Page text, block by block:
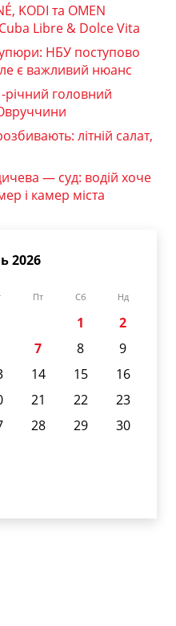
KODI та OMEN
Libre & Dolce Vita
НБУ поступово
є важливий нюанс
річний головний
літній салат,
— суд: водій хоче
і камер міста
2026
Пт Сб Нд
1
2
7 8
9
14 15
16
21 22
23
28 29
30